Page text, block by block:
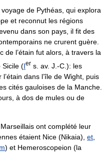
de Pythéas, qui explora
et reconnut les régions
dans son pays, il fit des
ne crurent guère.
de l’étain fut alors, à travers la
Sicile (Ier s. av. J.-C.): les
dans l’île de Wight, puis
cités gauloises de la Manche.
à dos de mules ou de
ont complété leur
étaient Nice (Nikaia), et
) et Hemeroscopeion (la